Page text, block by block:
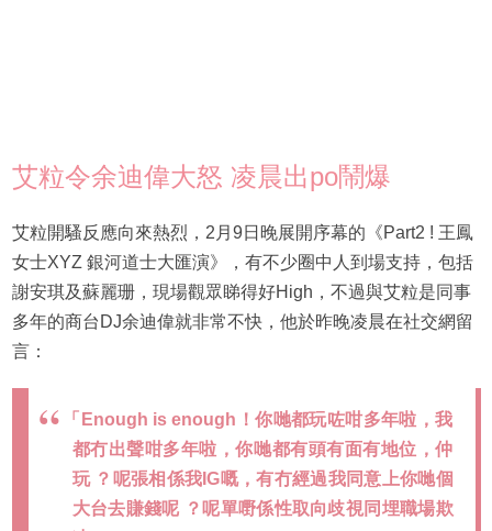
艾粒令余迪偉大怒 凌晨出po鬧爆
艾粒開騷反應向來熱烈，2月9日晚展開序幕的《Part2 ! 王鳳
女士XYZ 銀河道士大匯演》，有不少圈中人到場支持，包括
謝安琪及蘇麗珊，現場觀眾睇得好High，不過與艾粒是同事
多年的商台DJ余迪偉就非常不快，他於昨晚凌晨在社交網留
言：
「Enough is enough！你哋都玩咗咁多年啦，我
都冇出聲咁多年啦，你哋都有頭有面有地位，仲
玩 ？呢張相係我IG嘅，有冇經過我同意上你哋個
大台去賺錢呢 ？呢單嘢係性取向歧視同埋職場欺